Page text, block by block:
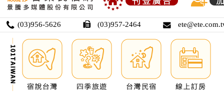
(03)956-5626 (03)957-2464